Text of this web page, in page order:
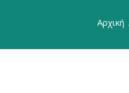
Αρχική